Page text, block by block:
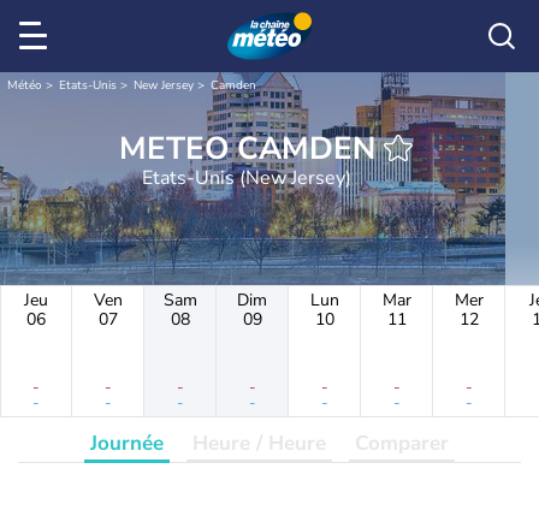
Météo Etats-Unis New Jersey Camden
METEO CAMDEN
Etats-Unis (New Jersey)
Jeu
06
-
-
Ven
07
-
-
Sam
08
-
-
Dim
09
-
-
Lun
10
-
-
Mar
11
-
-
Mer
12
-
-
Journée Heure / Heure Comparer